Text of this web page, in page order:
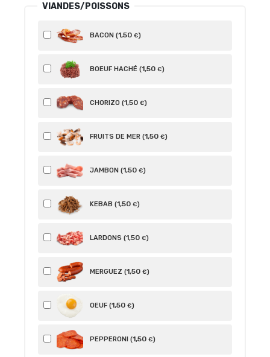
VIANDES/POISSONS
BACON (1,50 €)
BOEUF HACHÉ (1,50 €)
CHORIZO (1,50 €)
FRUITS DE MER (1,50 €)
JAMBON (1,50 €)
KEBAB (1,50 €)
LARDONS (1,50 €)
MERGUEZ (1,50 €)
OEUF (1,50 €)
PEPPERONI (1,50 €)